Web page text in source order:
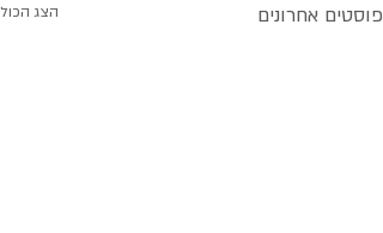
פוסטים אחרונים הצג הכול